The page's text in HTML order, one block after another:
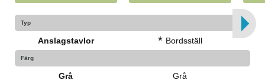
Typ
Anslagstavlor * Bordsställ
Färg
Grå Grå